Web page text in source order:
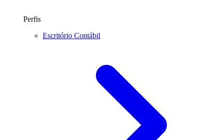
Perfis
Escritório Contábil